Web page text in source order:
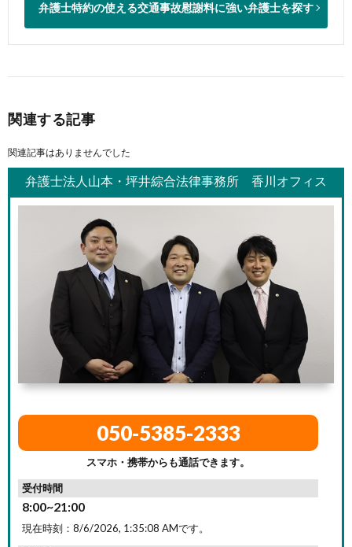
弁護士特約の使える交通事故慰謝料に強い弁護士を探す
関連する記事
関連記事はありませんでした
弁護士法人山本・坪井綜合法律事務所 香川オフィス
050-5385-2333
スマホ・携帯からも通話できます。
受付時間
8:00~21:00
現在時刻： 8/6/2026, 1:35:09 AMです。